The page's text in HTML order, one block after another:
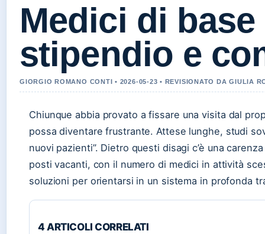
Medici di
stipendio e
GIORGIO ROMANO CONTI • 2026-05-23 • REVISIONATO DA GIULIA
Chiunque abbia provato a fissare una visita dal
possa diventare frustrante. Attese lunghe, studi
nuovi pazienti”. Dietro questi disagi c’è una
posti vacanti, con il numero di medici in attività
soluzioni per orientarsi in un sistema in profonda
4 ARTICOLI CORRELATI